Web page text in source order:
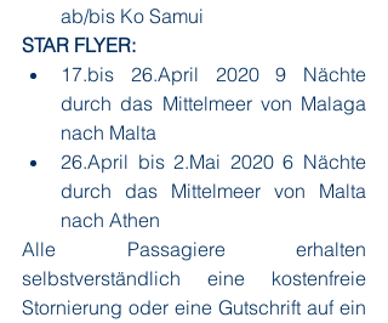
ab/bis Ko Samui
STAR FLYER:
17.bis 26.April 2020 9 Nächte
durch das Mittelmeer von Malaga
nach Malta
26.April bis 2.Mai 2020 6 Nächte
durch das Mittelmeer von Malta
nach Athen
Alle Passagiere erhalten
selbstverständlich eine kostenfreie
Stornierung oder eine Gutschrift auf ein